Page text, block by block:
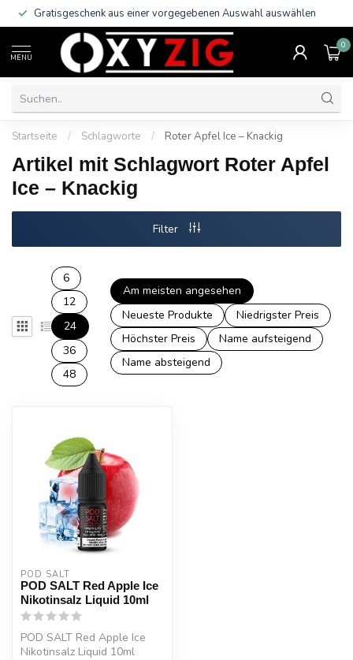
Gratisgeschenk aus einer vorgegebenen Auswahl auswählen
MENU
0
Startseite / Schlagworte / Roter Apfel Ice – Knackig
Artikel mit Schlagwort Roter Apfel
Ice – Knackig
Filter
6
12
24
36
48
Am meisten angesehen
Neueste Produkte
Niedrigster Preis
Höchster Preis
Name aufsteigend
Name absteigend
POD SALT
POD SALT Red Apple Ice
Nikotinsalz Liquid 10ml
POD SALT Red Apple Ice
Nikotinsalz Liquid 10ml